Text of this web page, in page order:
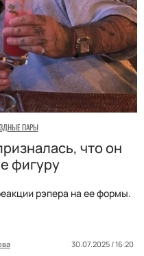
ПАРЫ
что он
фигуру
рэпера на ее формы.
30.07.2025 / 16:20